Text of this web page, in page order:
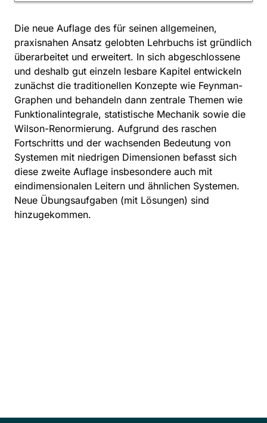
Die neue Auflage des für seinen allgemeinen,
praxisnahen Ansatz gelobten Lehrbuchs ist gründlich
überarbeitet und erweitert. In sich abgeschlossene
und deshalb gut einzeln lesbare Kapitel entwickeln
zunächst die traditionellen Konzepte wie Feynman-
Graphen und behandeln dann zentrale Themen wie
Funktionalintegrale, statistische Mechanik sowie die
Wilson-Renormierung. Aufgrund des raschen
Fortschritts und der wachsenden Bedeutung von
Systemen mit niedrigen Dimensionen befasst sich
diese zweite Auflage insbesondere auch mit
eindimensionalen Leitern und ähnlichen Systemen.
Neue Übungsaufgaben (mit Lösungen) sind
hinzugekommen.